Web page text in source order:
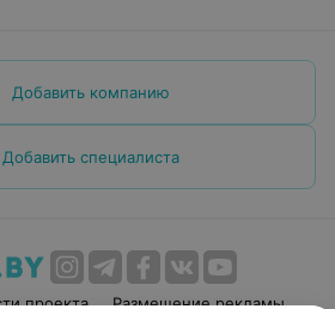
Добавить компанию
Добавить специалиста
проекта Размещение рекламы